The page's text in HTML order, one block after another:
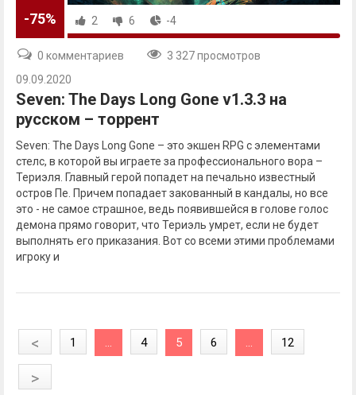
-75% 2 6 -4
0 комментариев
3 327 просмотров
09.09.2020
Seven: The Days Long Gone v1.3.3 на
русском – торрент
Seven: The Days Long Gone – это экшен RPG с элементами
стелс, в которой вы играете за профессионального вора –
Териэля. Главный герой попадет на печально известный
остров Пе. Причем попадает закованный в кандалы, но все
это - не самое страшное, ведь появившейся в голове голос
демона прямо говорит, что Териэль умрет, если не будет
выполнять его приказания. Вот со всеми этими проблемами
игроку и
< 1 ... 4 5 6 ... 12
>